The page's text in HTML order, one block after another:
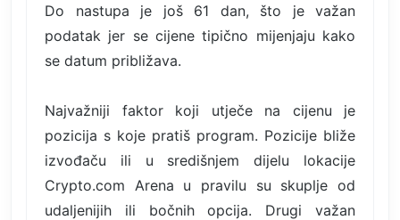
Do nastupa je još 61 dan, što je važan
podatak jer se cijene tipično mijenjaju kako
se datum približava.
Najvažniji faktor koji utječe na cijenu je
pozicija s koje pratiš program. Pozicije bliže
izvođaču ili u središnjem dijelu lokacije
Crypto.com Arena u pravilu su skuplje od
udaljenijih ili bočnih opcija. Drugi važan